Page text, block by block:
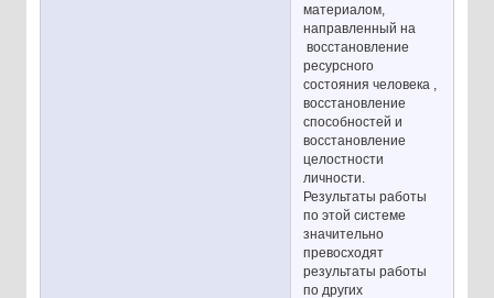
материалом,
направленный на
восстановление
ресурсного
состояния человека ,
восстановление
способностей и
восстановление
целостности
личности.
Результаты работы
по этой системе
значительно
превосходят
результаты работы
по других